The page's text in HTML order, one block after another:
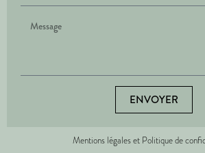
ENVOYER
Mentions légales et Politique de